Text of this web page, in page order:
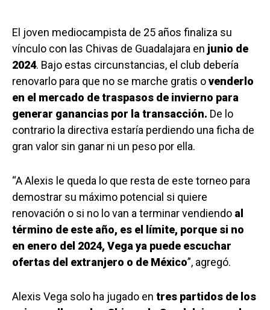
El joven mediocampista de 25 años finaliza su
vínculo con las Chivas de Guadalajara en junio de
2024. Bajo estas circunstancias, el club debería
renovarlo para que no se marche gratis ovenderlo
en el mercado de traspasos de invierno para
generar ganancias por la transacción. De lo
contrario la directiva estaría perdiendo una ficha de
gran valor sin ganar ni un peso por ella.
“A Alexis le queda lo que resta de este torneo para
demostrar su máximo potencial si quiere
renovación o si no lo van a terminar vendiendo al
término de este año, es el límite, porque si no
en enero del 2024, Vega ya puede escuchar
ofertas del extranjero o de México”, agregó.
Alexis Vega solo ha jugado en tres partidos de los